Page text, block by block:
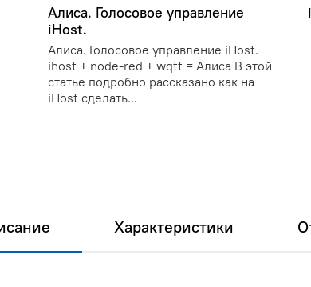
Алиса. Голосовое управление
iHost.
Алиса. Голосовое управление iHost.
ihost + node-red + wqtt = Алиса В этой
статье подробно рассказано как на
iHost сделать...
Характеристики